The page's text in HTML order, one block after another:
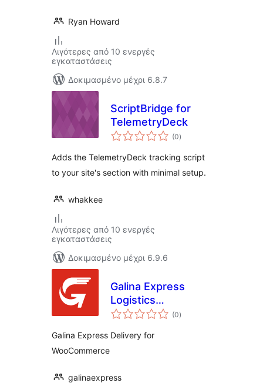
Ryan Howard
Λιγότερες από 10 ενεργές
εγκαταστάσεις
Δοκιμασμένο μέχρι 6.8.7
ScriptBridge for
TelemetryDeck
(0αξιολογήσεις
σύνολο
)
Adds the TelemetryDeck tracking script
to your site's section with minimal setup.
whakkee
Λιγότερες από 10 ενεργές
εγκαταστάσεις
Δοκιμασμένο μέχρι 6.9.6
Galina Express
Logistics
Integration
(0αξιολογήσεις
σύνολο
)
Galina Express Delivery for
WooCommerce
galinaexpress